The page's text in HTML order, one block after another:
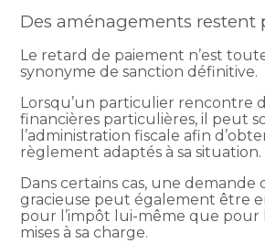
Des aménagements restent
Le retard de paiement n’est
synonyme de sanction définitive.
Lorsqu’un particulier rencontre
financières particulières, il peut
l’administration fiscale afin
règlement adaptés à sa situation.
Dans certains cas, une demande
gracieuse peut également être
pour l’impôt lui-même que pour
mises à sa charge.